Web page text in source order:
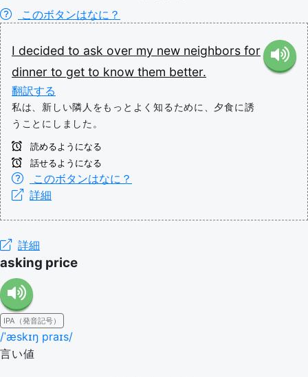
このボタンはなに？
I decided to ask over my new neighbors for
dinner to get to know them better.
翻訳する
私は、新しい隣人をもっとよく知るために、夕食に誘
うことにしました。
読めるようになる
話せるようになる
このボタンはなに？
詳細
詳細
asking price
IPA（発音記号）
/ˈæskɪŋ praɪs/
言い値